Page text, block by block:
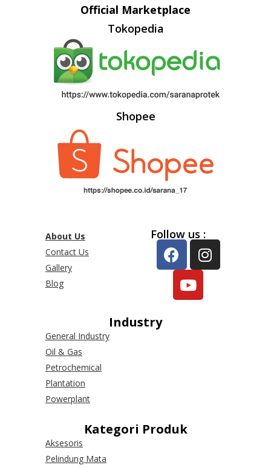
Official Marketplace
Tokopedia
Shopee
About Us
Contact Us
Gallery
Blog
Follow us :
Industry
General Industry
Oil & Gas
Petrochemical
Plantation
Powerplant
Kategori Produk
Aksesoris
Pelindung Mata